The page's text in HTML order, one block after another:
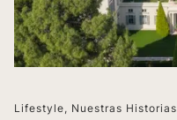
Lifestyle, Nuestras Historias